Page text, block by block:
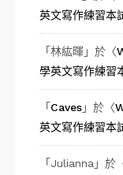
英文寫作練習本
「林紘暉」於〈
學英文寫作練習
「 Caves」於〈
英文寫作練習本
「 Julianna」於